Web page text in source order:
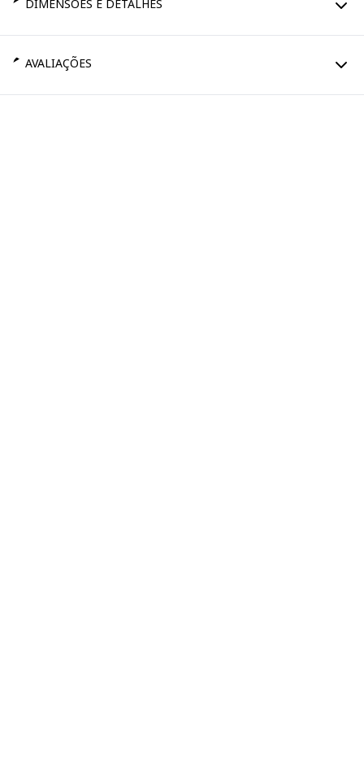
DIMENSÕES E DETALHES
AVALIAÇÕES